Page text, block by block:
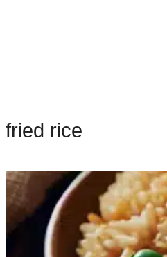
fried rice